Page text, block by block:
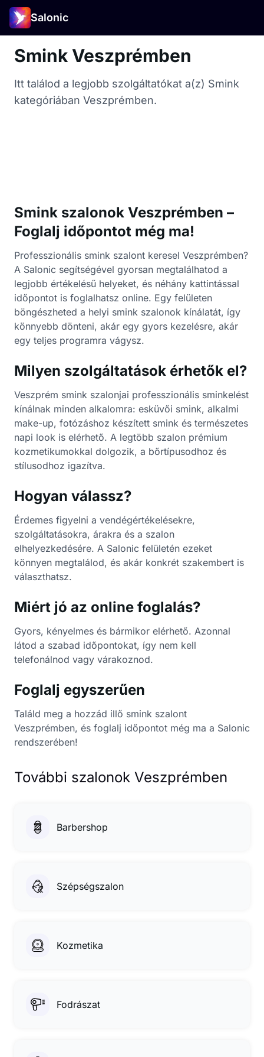
Salonic
Smink Veszprémben
Itt találod a legjobb szolgáltatókat a(z) Smink
kategóriában Veszprémben.
Smink szalonok Veszprémben –
Foglalj időpontot még ma!
Professzionális smink szalont keresel Veszprémben?
A Salonic segítségével gyorsan megtalálhatod a
legjobb értékelésű helyeket, és néhány kattintással
időpontot is foglalhatsz online. Egy felületen
böngészheted a helyi smink szalonok kínálatát, így
könnyebb dönteni, akár egy gyors kezelésre, akár
egy teljes programra vágysz.
Milyen szolgáltatások érhetők el?
Veszprém smink szalonjai professzionális sminkelést
kínálnak minden alkalomra: esküvői smink, alkalmi
make-up, fotózáshoz készített smink és természetes
napi look is elérhető. A legtöbb szalon prémium
kozmetikumokkal dolgozik, a bőrtípusodhoz és
stílusodhoz igazítva.
Hogyan válassz?
Érdemes figyelni a vendégértékelésekre,
szolgáltatásokra, árakra és a szalon
elhelyezkedésére. A Salonic felületén ezeket
könnyen megtalálod, és akár konkrét szakembert is
választhatsz.
Miért jó az online foglalás?
Gyors, kényelmes és bármikor elérhető. Azonnal
látod a szabad időpontokat, így nem kell
telefonálnod vagy várakoznod.
Foglalj egyszerűen
Találd meg a hozzád illő smink szalont
Veszprémben, és foglalj időpontot még ma a Salonic
rendszerében!
További szalonok Veszprémben
Barbershop
Szépségszalon
Kozmetika
Fodrászat